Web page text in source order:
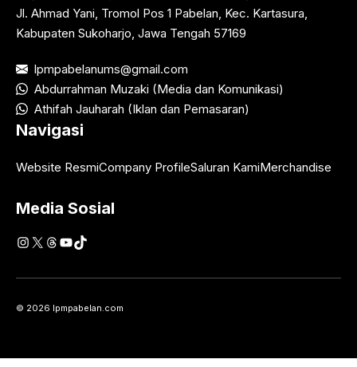
Jl. Ahmad Yani, Tromol Pos 1 Pabelan, Kec. Kartasura,
Kabupaten Sukoharjo, Jawa Tengah 57169
lpmpabelanums@gmail.com
Abdurrahman Muzaki (Media dan Komunikasi)
Athifah Jauharah (Iklan dan Pemasaran)
Navigasi
Website ResmiCompany ProfileSaluran KamiMerchandise
Media Sosial
Instagram
X Threads
YouTube
TikTok
© 2026 lpmpabelan.com